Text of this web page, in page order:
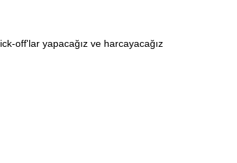
off'lar yapacağız ve harcayacağız